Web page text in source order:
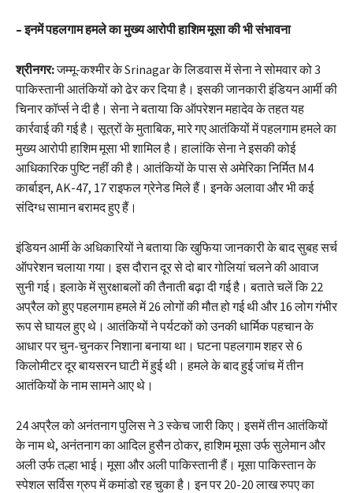
– इनमें पहलगाम हमले का मुख्य आरोपी हाशिम मूसा की भी संभावना
श्रीनगर:जम्मू-कश्मीर के Srinagar के लिडवास में सेना ने सोमवार को 3
पाकिस्तानी आतंकियों को ढेर कर दिया है। इसकी जानकारी इंडियन आर्मी की
चिनार कॉर्प्स ने दी है। सेना ने बताया कि ऑपरेशन महादेव के तहत यह
कार्रवाई की गई है। सूत्रों के मुताबिक, मारे गए आतंकियों में पहलगाम हमले का
मुख्य आरोपी हाशिम मूसा भी शामिल है। हालांकि सेना ने इसकी कोई
आधिकारिक पुष्टि नहीं की है। आतंकियों के पास से अमेरिका निर्मित M4
कार्बाइन, AK-47, 17 राइफल ग्रेनेड मिले हैं। इनके अलावा और भी कई
संदिग्ध सामान बरामद हुए हैं।
इंडियन आर्मी के अधिकारियों ने बताया कि खुफिया जानकारी के बाद सुबह सर्च
ऑपरेशन चलाया गया। इस दौरान दूर से दो बार गोलियां चलने की आवाज
सुनी गई। इलाके में सुरक्षाबलों की तैनाती बढ़ा दी गई है। बताते चलें कि 22
अप्रैल को हुए पहलगाम हमले में 26 लोगों की मौत हो गई थी और 16 लोग गंभीर
रूप से घायल हुए थे। आतंकियों ने पर्यटकों को उनकी धार्मिक पहचान के
आधार पर चुन-चुनकर निशाना बनाया था। घटना पहलगाम शहर से 6
किलोमीटर दूर बायसरन घाटी में हुई थी। हमले के बाद हुई जांच में तीन
आतंकियों के नाम सामने आए थे।
24 अप्रैल को अनंतनाग पुलिस ने 3 स्केच जारी किए। इसमें तीन आतंकियों
के नाम थे, अनंतनाग का आदिल हुसैन ठोकर, हाशिम मूसा उर्फ सुलेमान और
अली उर्फ तल्हा भाई। मूसा और अली पाकिस्तानी हैं। मूसा पाकिस्तान के
स्पेशल सर्विस ग्रुप में कमांडो रह चुका है। इन पर 20-20 लाख रुपए का